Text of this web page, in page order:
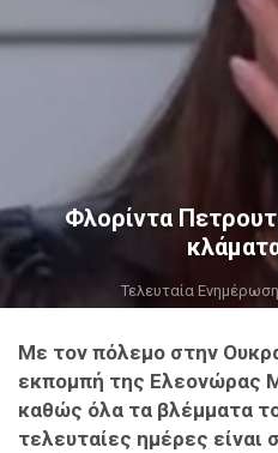
Φλορίντα
Τελευταία Ενημέρωση
Με τον πόλεμο στην
εκπομπή της Ελεονώρας
καθώς όλα τα βλέμματα
τελευταίες ημέρες